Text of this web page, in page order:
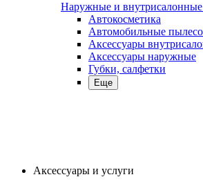
Наружные и внутрисалонные
Автокосметика
Автомобильные
Аксесcуары
Аксессуары наружные
Губки, салфетки
Еще
Аксессуары и услуги